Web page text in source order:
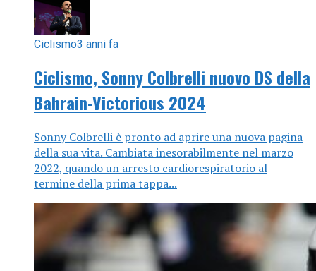
Ciclismo3 anni fa
Ciclismo, Sonny Colbrelli nuovo DS della
Bahrain-Victorious 2024
Sonny Colbrelli è pronto ad aprire una nuova pagina
della sua vita. Cambiata inesorabilmente nel marzo
2022, quando un arresto cardiorespiratorio al
termine della prima tappa...